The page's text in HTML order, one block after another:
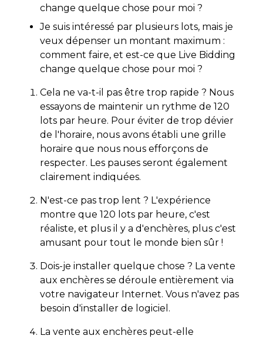
change quelque chose pour moi ?
Je suis intéressé par plusieurs lots, mais je
veux dépenser un montant maximum :
comment faire, et est-ce que Live Bidding
change quelque chose pour moi ?
Cela ne va-t-il pas être trop rapide ? Nous
essayons de maintenir un rythme de 120
lots par heure. Pour éviter de trop dévier
de l'horaire, nous avons établi une grille
horaire que nous nous efforçons de
respecter. Les pauses seront également
clairement indiquées.
N'est-ce pas trop lent ? L'expérience
montre que 120 lots par heure, c'est
réaliste, et plus il y a d'enchères, plus c'est
amusant pour tout le monde bien sûr !
Dois-je installer quelque chose ? La vente
aux enchères se déroule entièrement via
votre navigateur Internet. Vous n'avez pas
besoin d'installer de logiciel.
La vente aux enchères peut-elle